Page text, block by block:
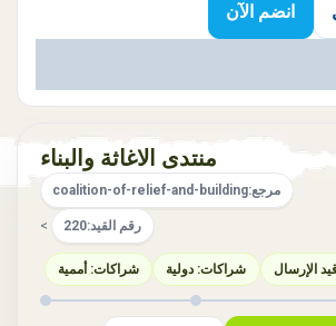
انضم الآن
منتدى الاغاثة والبناء
مرجع:coalition-of-relief-and-building
رقم القيد:220
>
الإرسال شراكات: دولية شراكات: أممية